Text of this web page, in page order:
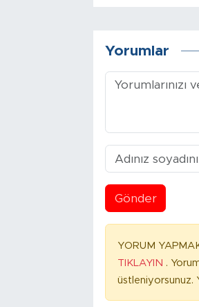
Yorumlar
Gönder
YORUM
TIKLAYIN .
üstleniyorsunuz.